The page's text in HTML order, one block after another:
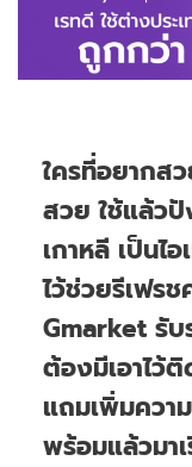
ใครที่อยากส
สวย ใช้แล้ว
เกาหลี เป็นไ
ไว้ช่วยรีเฟรช
Gmarket รับ
ต้องมีเอาไว้
แถมเพิ่มควา
พร้อมแล้วมา